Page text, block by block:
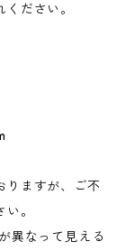
ださい。
りますが、ご不
。
異なって見える